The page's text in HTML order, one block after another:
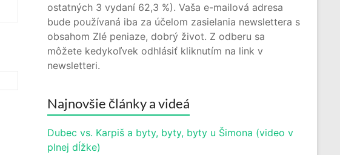
ostatných 3 vydaní 62,3 %). Vaša e-mailová adresa
bude používaná iba za účelom zasielania newslettera s
obsahom Zlé peniaze, dobrý život. Z odberu sa
môžete kedykoľvek odhlásiť kliknutím na link v
newsletteri.
Najnovšie články a videá
Dubec vs. Karpiš a byty, byty, byty u Šimona (video v
plnej dĺžke)